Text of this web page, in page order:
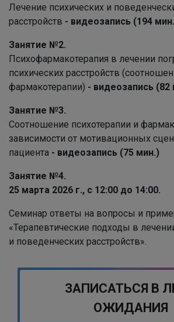
Лечение психических и
расстройств - видеозапись (194
Занятие №2.
Психофармакотерапия в лечении
психических расстройств
фармакотерапии) - видеозапись (82
Занятие №3.
Соотношение психотерапии и
зависимости от мотивационных
пациента - видеозапись (75 мин.)
Занятие №4.
25 марта 2026 г., с 12:00 до 14:00.
Семинар ответы на вопросы и
«Терапевтические подходы в
и поведенческих расстройств».
ЗАПИСАТЬСЯ В
ОЖИДАНИЯ